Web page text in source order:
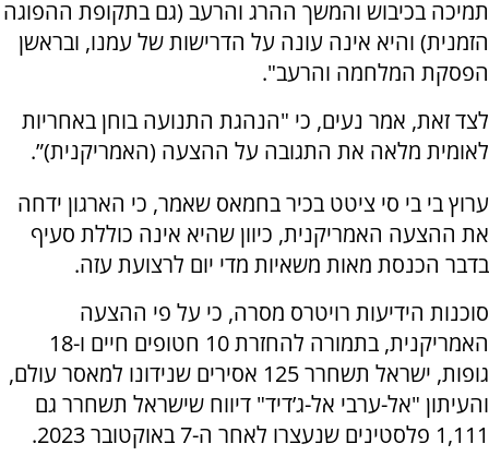
תמיכה בכיבוש והמשך ההרג והרעב (גם בתקופת ההפוגה
הזמנית) והיא אינה עונה על הדרישות של עמנו, ובראשן
הפסקת המלחמה והרעב".
לצד זאת, אמר נעים, כי "הנהגת התנועה בוחן באחריות
לאומית מלאה את התגובה על ההצעה (האמריקנית)”.
ערוץ בי בי סי ציטט בכיר בחמאס שאמר, כי הארגון ידחה
את ההצעה האמריקנית, כיוון שהיא אינה כוללת סעיף
בדבר הכנסת מאות משאיות מדי יום לרצועת עזה.
סוכנות הידיעות רויטרס מסרה, כי על פי ההצעה
האמריקנית, בתמורה להחזרת 10 חטופים חיים ו-18
גופות, ישראל תשחרר 125 אסירים שנידונו למאסר עולם,
והעיתון "אל-ערבי אל-ג’דיד" דיווח שישראל תשחרר גם
1,111 פלסטינים שנעצרו לאחר ה-7 באוקטובר 2023.